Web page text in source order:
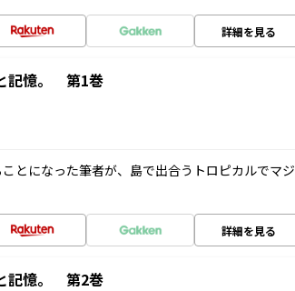
詳細を見る
記憶。 第1巻
とになった筆者が、島で出合うトロピカルでマジ
詳細を見る
記憶。 第2巻